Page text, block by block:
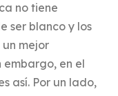
no tiene
ser blanco y los
mejor
embargo, en el
así. Por un lado,